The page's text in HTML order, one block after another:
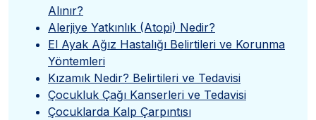
Alınır?
Alerjiye Yatkınlık (Atopi) Nedir?
El Ayak Ağız Hastalığı Belirtileri ve Korunma
Yöntemleri
Kızamık Nedir? Belirtileri ve Tedavisi
Çocukluk Çağı Kanserleri ve Tedavisi
Çocuklarda Kalp Çarpıntısı